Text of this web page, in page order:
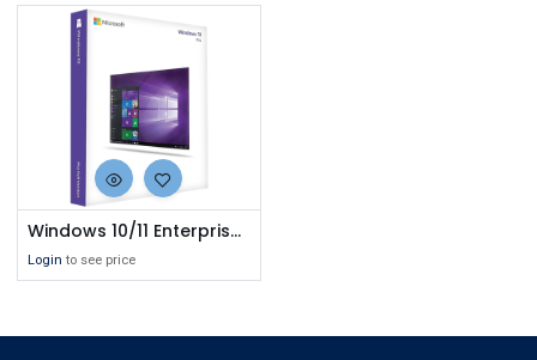
Windows 10/11 Enterprise - E3/E5
Login to see price